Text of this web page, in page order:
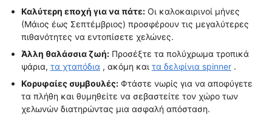
Καλύτερη εποχή για να πάτε: Οι καλοκαιρινοί μήνες
(Μάιος έως Σεπτέμβριος) προσφέρουν τις μεγαλύτερες
πιθανότητες να εντοπίσετε χελώνες.
Άλλη θαλάσσια ζωή: Προσέξτε τα πολύχρωμα τροπικά
ψάρια, τα χταπόδια , ακόμη και τα δελφίνια spinner .
Κορυφαίες συμβουλές: Φτάστε νωρίς για να αποφύγετε
τα πλήθη και θυμηθείτε να σεβαστείτε τον χώρο των
χελωνών διατηρώντας μια ασφαλή απόσταση.